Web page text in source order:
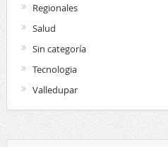
Regionales
Salud
Sin categoría
Tecnologia
Valledupar